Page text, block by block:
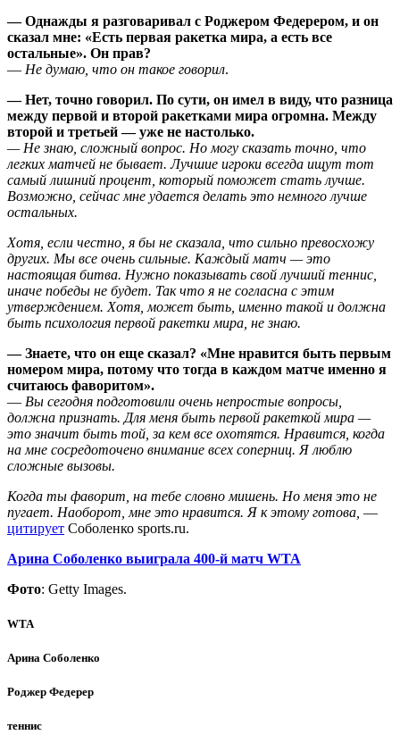
— Однажды я разговаривал с Роджером Федерером, и он
сказал мне: «Есть первая ракетка мира, а есть все
остальные». Он прав?
— Не думаю, что он такое говорил.
— Нет, точно говорил. По сути, он имел в виду, что разница
между первой и второй ракетками мира огромна. Между
второй и третьей — уже не настолько.
— Не знаю, сложный вопрос. Но могу сказать точно, что
легких матчей не бывает. Лучшие игроки всегда ищут тот
самый лишний процент, который поможет стать лучше.
Возможно, сейчас мне удается делать это немного лучше
остальных.
Хотя, если честно, я бы не сказала, что сильно превосхожу
других. Мы все очень сильные. Каждый матч — это
настоящая битва. Нужно показывать свой лучший теннис,
иначе победы не будет. Так что я не согласна с этим
утверждением. Хотя, может быть, именно такой и должна
быть психология первой ракетки мира, не знаю.
— Знаете, что он еще сказал? «Мне нравится быть первым
номером мира, потому что тогда в каждом матче именно я
считаюсь фаворитом».
— Вы сегодня подготовили очень непростые вопросы,
должна признать. Для меня быть первой ракеткой мира —
это значит быть той, за кем все охотятся. Нравится, когда
на мне сосредоточено внимание всех соперниц. Я люблю
сложные вызовы.
Когда ты фаворит, на тебе словно мишень. Но меня это не
пугает. Наоборот, мне это нравится. Я к этому готова, —
цитирует Соболенко sports.ru.
Арина Соболенко выиграла 400-й матч WTA
Фото: Getty Images.
WTA
Арина Соболенко
Роджер Федерер
теннис